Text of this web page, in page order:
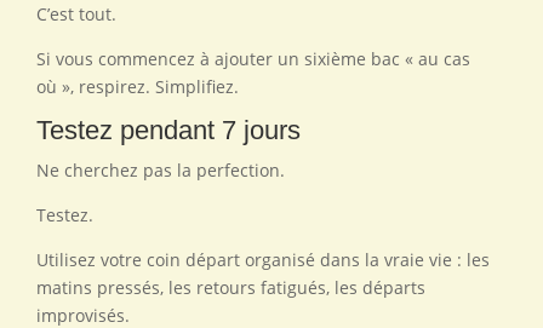
C’est tout.
Si vous commencez à ajouter un sixième bac « au cas
où », respirez. Simplifiez.
Testez pendant 7 jours
Ne cherchez pas la perfection.
Testez.
Utilisez votre coin départ organisé dans la vraie vie : les
matins pressés, les retours fatigués, les départs
improvisés.